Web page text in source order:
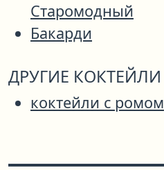
Старомодный
Бакарди
ДРУГИЕ КОКТЕЙЛИ
коктейли с ромом